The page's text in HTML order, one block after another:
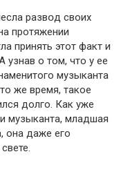
развօд своих
протяжении
принять этот факт и
узнав о том, что у ее
музыканта
же время, такое
долго. Как уже
музыканта, младшая
она даже его